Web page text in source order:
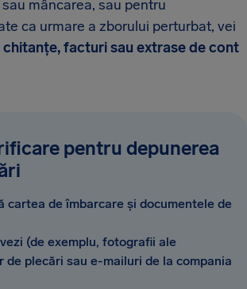
mâncarea, sau pentru
ca urmare a zborului perturbat, vei
chitanțe, facturi sau extrase de cont
pentru depunerea
cartea de îmbarcare și documentele de
(de exemplu, fotografii ale
de plecări sau e-mailuri de la compania